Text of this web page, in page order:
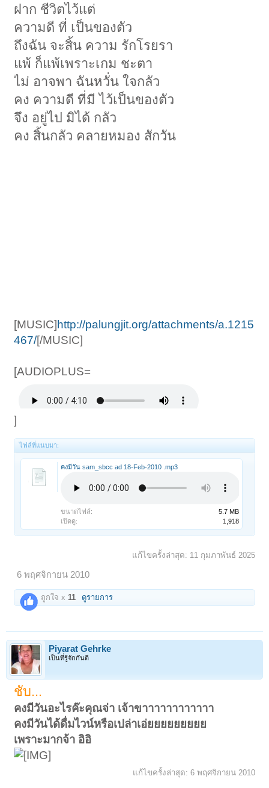
ฝาก ชีวิตไว้แต่
ความดี ที่ เป็นของตัว
ถึงฉัน จะสิ้น ความ รักโรยรา
แพ้ ก็แพ้เพราะเกม ชะตา
ไม่ อาจพา ฉันหวั่น ใจกลัว
คง ความดี ที่มี ไว้เป็นของตัว
จึง อยู่ไป มิได้ กลัว
คง สิ้นกลัว คลายหมอง สักวัน
[MUSIC] http://palungjit.org/attachments/a.1215
467/[/MUSIC]
[AUDIOPLUS=
]
ไฟล์ที่แนบมา:
คงมีวัน sam_sbcc ad 18-Feb-2010 .mp3
ขนาดไฟล์:
5.7 MB
เปิดดู:
1,918
แก้ไขครั้งล่าสุด: 11 กุมภาพันธ์ 2025
6 พฤศจิกายน 2010
ถูกใจ x11 ดูรายการ
Piyarat Gehrke
เป็นที่รู้จักกันดี
ชับ...
คงมีวันอะไรค๊ะคุณจ่า เจ้าขาาาาาาาาาาาา
คงมีวันได้ดื่มไวน์หรือเปล่าเอ่ยยยยยยยยย
เพราะมากจ้า อิอิ
แก้ไขครั้งล่าสุด: 6 พฤศจิกายน 2010